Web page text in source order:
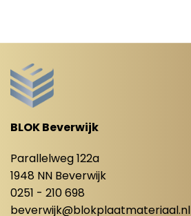
BLOK Beverwijk
Parallelweg 122a
1948 NN Beverwijk
0251 - 210 698
beverwijk@blokplaatmateriaal.nl